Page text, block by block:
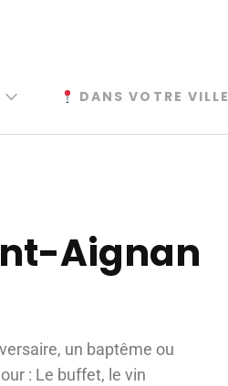
DANS VOTRE VILLE
Aignan
un baptême ou
: Le buffet, le vin